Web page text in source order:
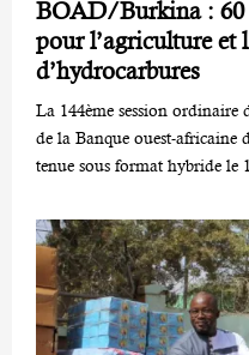
BOAD/Burkina : 60
pour l’agriculture et
d’hydrocarbures
La 144ème session
de la Banque ouest-africaine
tenue sous format hybride le